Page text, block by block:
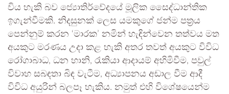
විය හැකි බව ජ්‍යොතිර්වේදයේ මූලික සෛද්ධාන්තික
ඉගැන්වීමකි. නිදසුනක් ලෙස යමකුගේ ජන්ම පත්‍රය
පෙන්නුම් කරන ‘මාරක’ නමින් හැඳින්වෙන තත්වය මත
අයකුට මරණය උදා කළ හැකි අතර තවත් අයකුට විවිධ
රෝගාබාධ, ධන හානි, රැකියා ආදායම් අහිමිවීම, පවුල්
විවාහ සබඳතා බිඳ වැටීම, අධ්‍යාපනය අඩාල වීම ආදී
විවිධ අයුරින් බලපෑ හැකිය. නමුත් එහි විශේෂයෙන්ම